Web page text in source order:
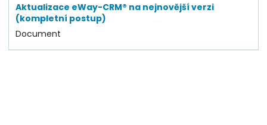
Aktualizace eWay-CRM® na nejnovější verzi
(kompletní postup)
Document